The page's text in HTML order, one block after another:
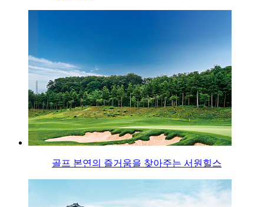
골프 본연의 즐거움을 찾아주는 서원힐스